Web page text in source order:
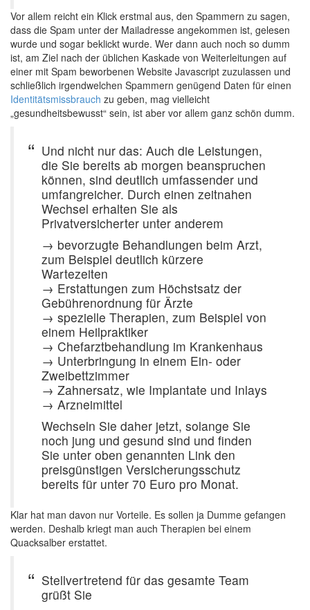
Vor allem reicht ein Klick erstmal aus, den Spammern zu sagen,
dass die Spam unter der Mailadresse angekommen ist, gelesen
wurde und sogar beklickt wurde. Wer dann auch noch so dumm
ist, am Ziel nach der üblichen Kaskade von Weiterleitungen auf
einer mit Spam beworbenen Website Javascript zuzulassen und
schließlich irgendwelchen Spammern genügend Daten für einen
Identitätsmissbrauch zu geben, mag vielleicht
„gesundheitsbewusst“ sein, ist aber vor allem ganz schön dumm.
Und nicht nur das: Auch die Leistungen,
die Sie bereits ab morgen beanspruchen
können, sind deutlich umfassender und
umfangreicher. Durch einen zeitnahen
Wechsel erhalten Sie als
Privatversicherter unter anderem
→ bevorzugte Behandlungen beim Arzt,
zum Beispiel deutlich kürzere
Wartezeiten
→ Erstattungen zum Höchstsatz der
Gebührenordnung für Ärzte
→ spezielle Therapien, zum Beispiel von
einem Heilpraktiker
→ Chefarztbehandlung im Krankenhaus
→ Unterbringung in einem Ein- oder
Zweibettzimmer
→ Zahnersatz, wie Implantate und Inlays
→ Arzneimittel
Wechseln Sie daher jetzt, solange Sie
noch jung und gesund sind und finden
Sie unter oben genannten Link den
preisgünstigen Versicherungsschutz
bereits für unter 70 Euro pro Monat.
Klar hat man davon nur Vorteile. Es sollen ja Dumme gefangen
werden. Deshalb kriegt man auch Therapien bei einem
Quacksalber erstattet.
Stellvertretend für das gesamte Team
grüßt Sie